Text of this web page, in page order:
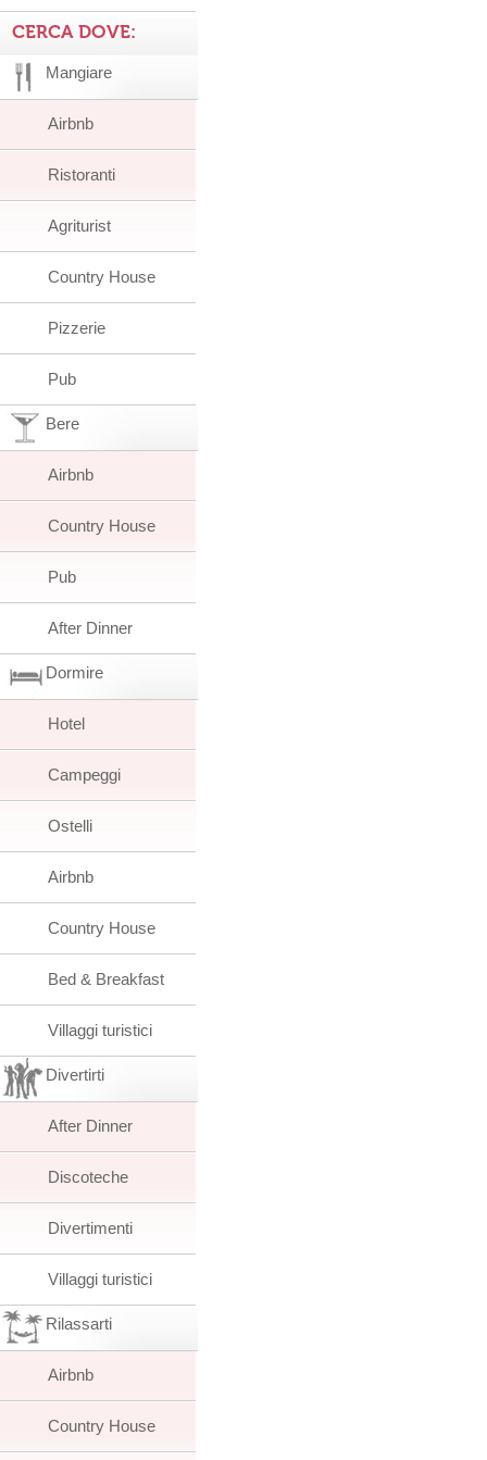
CERCA DOVE:
Mangiare
Airbnb
Ristoranti
Agriturist
Country House
Pizzerie
Pub
Bere
Airbnb
Country House
Pub
After Dinner
Dormire
Hotel
Campeggi
Ostelli
Airbnb
Country House
Bed & Breakfast
Villaggi turistici
Divertirti
After Dinner
Discoteche
Divertimenti
Villaggi turistici
Rilassarti
Airbnb
Country House